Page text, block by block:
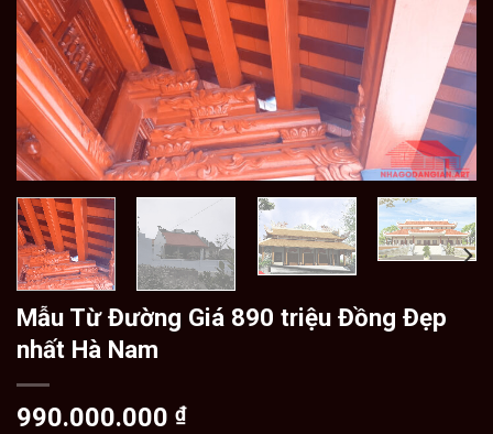
Mẫu Từ Đường Giá 890 triệu Đồng Đẹp
nhất Hà Nam
990.000.000 ₫